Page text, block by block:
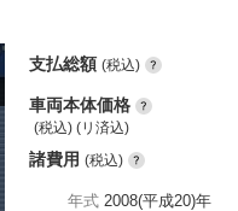
支払総額 (税込)
車両本体価格
(税込) (リ済込)
諸費用 (税込)
年式 2008(平成20)年